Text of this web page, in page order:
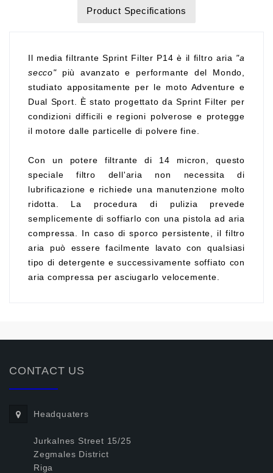
Product Specifications
Il media filtrante Sprint Filter P14 è il filtro aria "a
secco"più avanzato e performante del Mondo,
studiato appositamente per le moto Adventure e
Dual Sport. È stato progettato da Sprint Filter per
condizioni difficili e regioni polverose e protegge
il motore dalle particelle di polvere fine.
Con un potere filtrante di 14 micron, questo
speciale filtro dell'aria non necessita di
lubrificazione e richiede una manutenzione molto
ridotta. La procedura di pulizia prevede
semplicemente di soffiarlo con una pistola ad aria
compressa. In caso di sporco persistente, il filtro
aria può essere facilmente lavato con qualsiasi
tipo di detergente e successivamente soffiato con
aria compressa per asciugarlo velocemente.
CONTACT US
Headquaters
Jurkalnes Street 15/25
Zegmales District
Riga